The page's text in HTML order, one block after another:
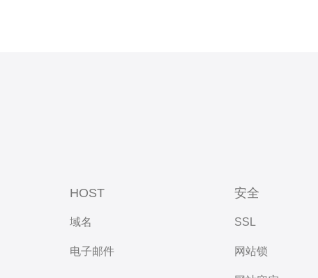
HOST
域名
电子邮件
安全
SSL
网站锁